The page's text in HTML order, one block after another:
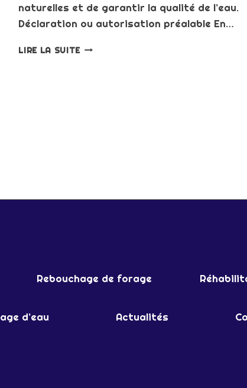
naturelles et de garantir la qualité de l’eau.
Déclaration ou autorisation préalable En…
LIRE LA SUITE AUTORISATIONS
Rebouchage de forage
d’eau Actualités